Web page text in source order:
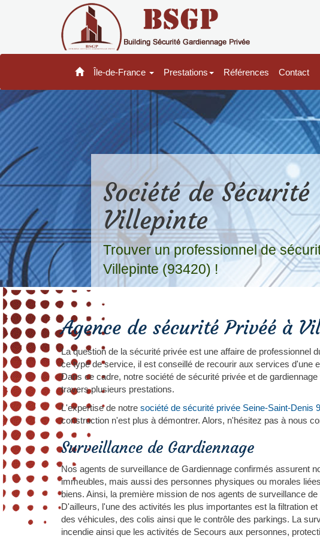
Île-de-France Prestations Références Contact
Société de Sécurité
Villepinte
Trouver un professionnel de
Villepinte (93420) !
Agence de sécurité Privéé à
La question de la sécurité privée est une affaire de professionnel
ce type de service, il est conseillé de recourir aux services d'une
Dans ce cadre, notre société de sécurité privée et de
travers plusieurs prestations.
L'expertise de notre société de sécurité privée Seine-Saint-Denis
construction n'est plus à démontrer. Alors, n'hésitez pas à nous
Surveillance de Gardiennage
Nos agents de surveillance de Gardiennage confirmés assurent
immeubles, mais aussi des personnes physiques ou morales
biens. Ainsi, la première mission de nos agents de surveillance
D'ailleurs, l'une des activités les plus importantes est la filtration
des véhicules, des colis ainsi que le contrôle des parkings. La
incendie ainsi que les activités de Secours aux personnes,